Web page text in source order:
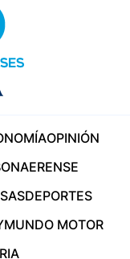
OPINIÓN
DEPORTES
MUNDO MOTOR